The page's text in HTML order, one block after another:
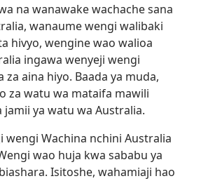
na wanawake wachache sana
wanaume wengi walibaki
hivyo, wengine wao walioa
ingawa wenyeji wengi
aina hiyo. Baada ya muda,
za watu wa mataifa mawili
jamii ya watu wa Australia.
wengi Wachina nchini Australia
wao huja kwa sababu ya
Isitoshe, wahamiaji hao